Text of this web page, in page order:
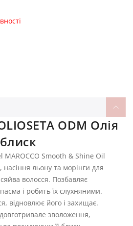
ODM Олія
MAROCCO Smooth & Shine Oil
насіння льону та морінги для
сяйва волосся. Позбавляє
і робить їх слухняними.
відновлює його і захищає.
зволоження,